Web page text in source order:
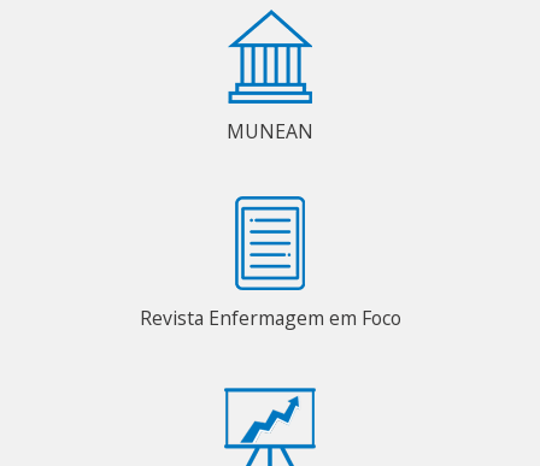
MUNEAN
Revista Enfermagem em Foco